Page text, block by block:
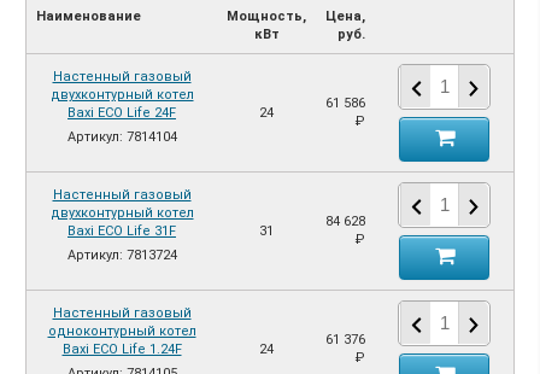
Наименование
Мощность,
кВт
Цена,
руб.
Настенный газовый
двухконтурный котел
Baxi ECO Life 24F
Артикул: 7814104
24
61 586
₽
Настенный газовый
двухконтурный котел
Baxi ECO Life 31F
Артикул: 7813724
31
84 628
₽
Настенный газовый
одноконтурный котел
Baxi ECO Life 1.24F
24
61 376
₽